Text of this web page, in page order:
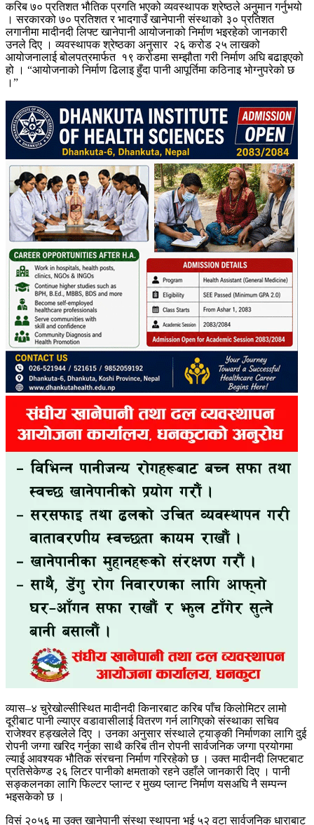
करिब ७० प्रतिशत भौतिक प्रगति भएको व्यवस्थापक श्रेष्ठले अनुमान गर्नुभयो
। सरकारको ७० प्रतिशत र भादगाउँ खानेपानी संस्थाको ३० प्रतिशत
लगानीमा मादीनदी लिफ्ट खानेपानी आयोजनाको निर्माण भइरहेको जानकारी
उनले दिए । व्यवस्थापक श्रेष्ठका अनुसार २६ करोड २५ लाखको
आयोजनालाई बोलपत्रमार्फत १९ करोडमा सम्झौता गरी निर्माण अघि बढाइएको
हो । “आयोजनाको निर्माण ढिलाइ हुँदा पानी आपूर्तिमा कठिनाइ भोग्नुपरेको छ
।”
व्यास–४ चुरेखोल्सीस्थित मादीनदी किनारबाट करिब पाँच किलोमिटर लामो
दूरीबाट पानी ल्याएर वडावासीलाई वितरण गर्न लागिएको संस्थाका सचिव
राजेश्वर हड्खलेले दिए । उनका अनुसार संस्थाले ट्याङ्की निर्माणका लागि दुई
रोपनी जग्गा खरिद गर्नुका साथै करिब तीन रोपनी सार्वजनिक जग्गा प्रयोगमा
ल्याई आवश्यक भौतिक संरचना निर्माण गरिरहेको छ । उक्त मादीनदी लिफ्टबाट
प्रतिसेकेण्ड २६ लिटर पानीको क्षमताको रहने उहाँले जानकारी दिए । पानी
सङ्कलनका लागि फिल्टर प्लान्ट र मुख्य प्लान्ट निर्माण यसअघि नै सम्पन्न
भइसकेको छ ।
विसं २०५६ मा उक्त खानेपानी संस्था स्थापना भई ५२ वटा सार्वजनिक धाराबाट